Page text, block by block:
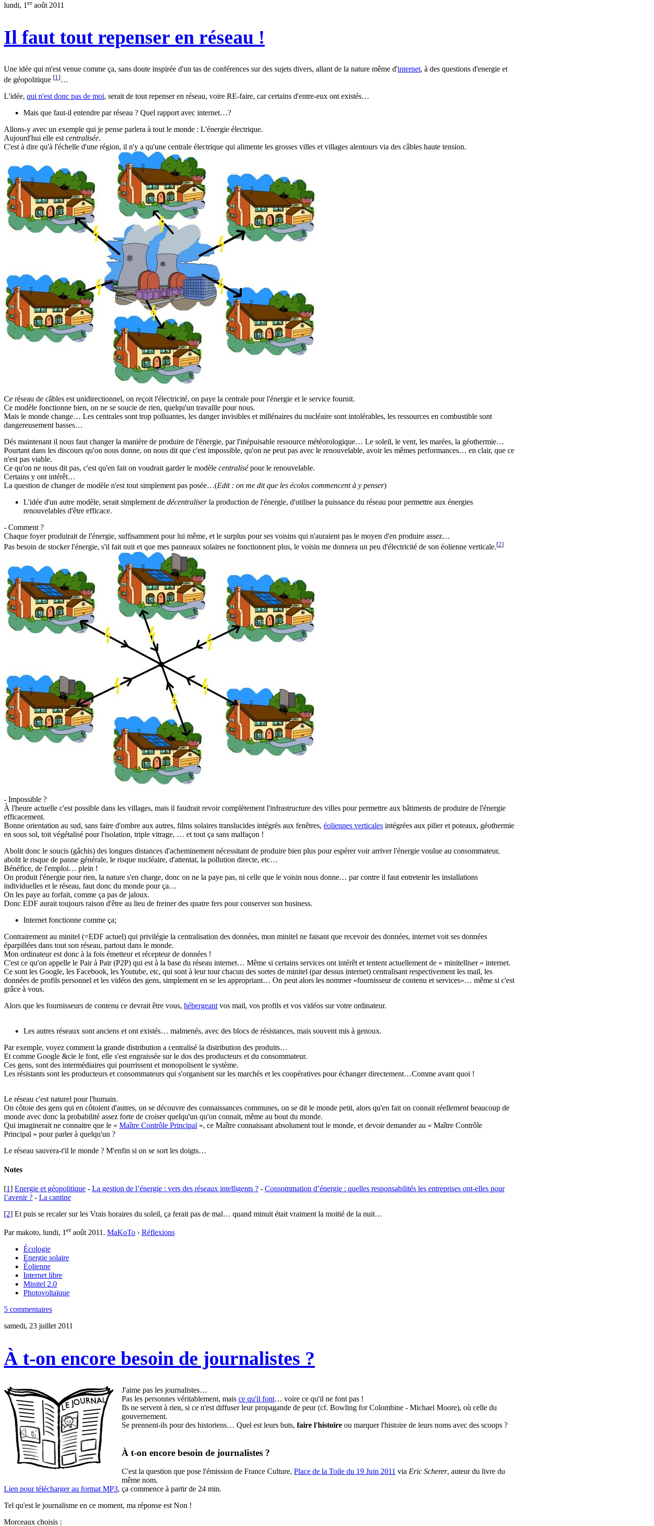
lundi, 1 eraoût 2011
Il faut tout repenser en réseau !
Une idée qui m'est venue comme ça, sans doute inspirée d'un tas de conférences sur des sujets divers, allant de la nature même d'internet, à des questions d'energie et
de géopolitique [1 ]…
L'idée, qui n'est donc pas de moi, serait de tout repenser en réseau, voire RE-faire, car certains d'entre-eux ont existés…
Mais que faut-il entendre par réseau ? Quel rapport avec internet…?
Allons-y avec un exemple qui je pense parlera à tout le monde : L'énergie électrique.
Aujourd'hui elle est centralisée.
C'est à dire qu'à l'échelle d'une région, il n'y a qu'une centrale électrique qui alimente les grosses villes et villages alentours via des câbles haute tension.
Ce réseau de câbles est unidirectionnel, on reçoit l'électricité, on paye la centrale pour l'énergie et le service fournit.
Ce modèle fonctionne bien, on ne se soucie de rien, quelqu'un travaille pour nous.
Mais le monde change… Les centrales sont trop polluantes, les danger invisibles et millénaires du nucléaire sont intolérables, les ressources en combustible sont
dangereusement basses…
Dés maintenant il nous faut changer la manière de produire de l'énergie, par l'inépuisable ressource météorologique… Le soleil, le vent, les marées, la géothermie…
Pourtant dans les discours qu'on nous donne, on nous dit que c'est impossible, qu'on ne peut pas avec le renouvelable, avoir les mêmes performances… en clair, que ce
n'est pas viable.
Ce qu'on ne nous dit pas, c'est qu'en fait on voudrait garder le modèle centralisépour le renouvelable.
Certains y ont intérêt…
La question de changer de modèle n'est tout simplement pas posée…(Edit : on me dit que les écolos commencent à y penser)
L'idée d'un autre modèle, serait simplement de décentraliserla production de l'énergie, d'utiliser la puissance du réseau pour permettre aux énergies
renouvelables d'être efficace.
- Comment ?
Chaque foyer produirait de l'énergie, suffisamment pour lui même, et le surplus pour ses voisins qui n'auraient pas le moyen d'en produire assez…
Pas besoin de stocker l'énergie, s'il fait nuit et que mes panneaux solaires ne fonctionnent plus, le voisin me donnera un peu d'électricité de son éolienne verticale.[2]
- Impossible ?
À l'heure actuelle c'est possible dans les villages, mais il faudrait revoir complètement l'infrastructure des villes pour permettre aux bâtiments de produire de l'énergie
efficacement.
Bonne orientation au sud, sans faire d'ombre aux autres, films solaires translucides intégrés aux fenêtres, éoliennes verticales intégrées aux pilier et poteaux, géothermie
en sous sol, toit végétalisé pour l'isolation, triple vitrage, … et tout ça sans malfaçon !
Abolit donc le soucis (gâchis) des longues distances d'acheminement nécessitant de produire bien plus pour espérer voir arriver l'énergie voulue au consommateur,
abolit le risque de panne générale, le risque nucléaire, d'attentat, la pollution directe, etc…
Bénéfice, de l'emploi… plein !
On produit l'énergie pour rien, la nature s'en charge, donc on ne la paye pas, ni celle que le voisin nous donne… par contre il faut entretenir les installations
individuelles et le réseau, faut donc du monde pour ça…
On les paye au forfait, comme ça pas de jaloux.
Donc EDF aurait toujours raison d'être au lieu de freiner des quatre fers pour conserver son business.
Internet fonctionne comme ça;
Contrairement au minitel (=EDF actuel) qui privilégie la centralisation des données, mon minitel ne faisant que recevoir des données, internet voit ses données
éparpillées dans tout son réseau, partout dans le monde.
Mon ordinateur est donc à la fois émetteur et récepteur de données !
C'est ce qu'on appelle le Pair à Pair (P2P) qui est à la base du réseau internet… Même si certains services ont intérêt et tentent actuellement de « minitelliser » internet.
Ce sont les Google, les Facebook, les Youtube, etc, qui sont à leur tour chacun des sortes de minitel (par dessus internet) centralisant respectivement les mail, les
données de profils personnel et les vidéos des gens, simplement en se les appropriant… On peut alors les nommer «fournisseur de contenu et services»… même si c'est
grâce à vous.
Alors que les fournisseurs de contenu ce devrait être vous, hébergeant vos mail, vos profils et vos vidéos sur votre ordinateur.
Les autres réseaux sont anciens et ont existés… malmenés, avec des blocs de résistances, mais souvent mis à genoux.
Par exemple, voyez comment la grande distribution a centralisé la distribution des produits…
Et comme Google &cie le font, elle s'est engraissée sur le dos des producteurs et du consommateur.
Ces gens, sont des intermédiaires qui pourrissent et monopolisent le système.
Les résistants sont les producteurs et consommateurs qui s'organisent sur les marchés et les coopératives pour échanger directement…Comme avant quoi !
Le réseau c'est naturel pour l'humain.
On côtoie des gens qui en côtoient d'autres, on se découvre des connaissances communes, on se dit le monde petit, alors qu'en fait on connait réellement beaucoup de
monde avec donc la probabilité assez forte de croiser quelqu'un qu'on connait, même au bout du monde.
Qui imaginerait ne connaitre que le « Maître Contrôle Principal », ce Maître connaissant absolument tout le monde, et devoir demander au « Maître Contrôle
Principal » pour parler à quelqu'un ?
Le réseau sauvera-t'il le monde ? M'enfin si on se sort les doigts…
Notes
[1] Energie et géopolitique - La gestion de l’énergie : vers des réseaux intelligents ? - Consommation d’énergie : quelles responsabilités les entreprises ont-elles pour
l’avenir ? - La cantine
[2] Et puis se recaler sur les Vrais horaires du soleil, ça ferait pas de mal… quand minuit était vraiment la moitié de la nuit…
Par makoto, lundi, 1eraoût 2011. MaKoTo › Réflexions
Écologie
Energie solaire
Éolienne
Internet libre
Minitel 2.0
Photovoltaïque
5 commentaires
samedi, 23 juillet 2011
À t-on encore besoin de journalistes ?
J'aime pas les journalistes…
Pas les personnes véritablement, mais ce qu'il font… voire ce qu'il ne font pas !
Ils ne servent à rien, si ce n'est diffuser leur propagande de peur (cf. Bowling for Colombine - Michael Moore), où celle du
gouvernement.
Se prennent-ils pour des historiens… Quel est leurs buts, faire l'histoire ou marquer l'histoire de leurs noms avec des scoops ?
À t-on encore besoin de journalistes ?
C'est la question que pose l'émission de France Culture, Place de la Toile du 19 Juin 2011 via Eric Scherer, auteur du livre du
même nom.
Lien pour télécharger au format MP3, ça commence à partir de 24 min.
Tel qu'est le journalisme en ce moment, ma réponse est Non !
Morceaux choisis :